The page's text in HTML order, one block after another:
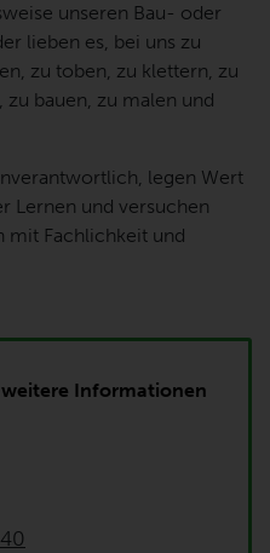
unseren Bau- oder
lieben es, bei uns zu
zu toben, zu klettern, zu
bauen, zu malen und
legen Wert
Lernen und versuchen
mit Fachlichkeit und
Informationen